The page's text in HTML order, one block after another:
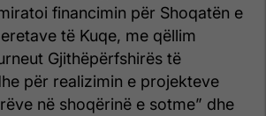
financimin për Shoqatën e
të Kuqe, me qëllim
Gjithëpërfshirës të
për realizimin e projekteve
në shoqërinë e sotme” dhe